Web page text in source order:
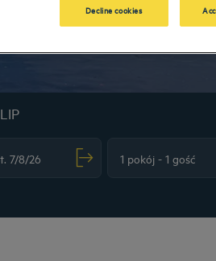
Decline cookies